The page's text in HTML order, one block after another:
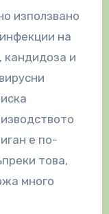
използвано
на
кандидоза и
е по-
това,
много